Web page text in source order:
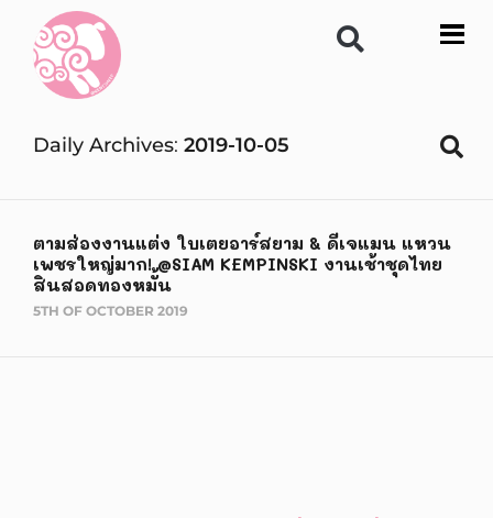
Daily Archives 2019-10-05
ตามส่องงานแต่ง ใบเตยอาร์สยาม & ดีเจแมน แหวน
เพชรใหญ่มาก! @SIAM KEMPINSKI งานเช้าชุดไทย
สินสอดทองหมั้น
5TH OF OCTOBER 2019